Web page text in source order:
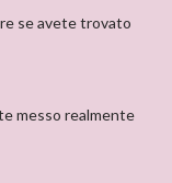
se avete trovato
messo realmente